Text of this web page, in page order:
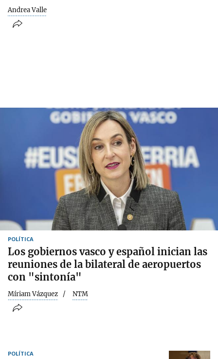
Andrea Valle
POLÍTICA
Los gobiernos vasco y español inician las
reuniones de la bilateral de aeropuertos
con "sintonía"
Míriam Vázquez NTM
POLÍTICA